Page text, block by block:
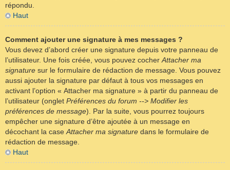
répondu.
Haut
Comment ajouter une signature à mes messages ?
Vous devez d’abord créer une signature depuis votre panneau de
l’utilisateur. Une fois créée, vous pouvez cocher Attacher ma
signature sur le formulaire de rédaction de message. Vous pouvez
aussi ajouter la signature par défaut à tous vos messages en
activant l’option « Attacher ma signature » à partir du panneau de
l’utilisateur (onglet Préférences du forum --> Modifier les
préférences de message). Par la suite, vous pourrez toujours
empêcher une signature d’être ajoutée à un message en
décochant la case Attacher ma signature dans le formulaire de
rédaction de message.
Haut